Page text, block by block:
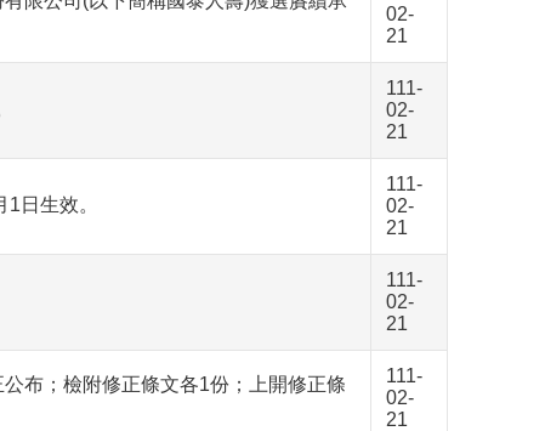
02-
21
111-
02-
21
日生效。
111-
02-
21
111-
02-
21
布；檢附修正條文各1份；上開修正條
111-
02-
21